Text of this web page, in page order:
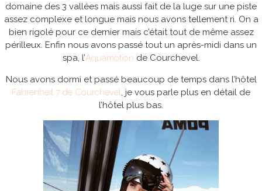
domaine des 3 vallées mais aussi fait de la luge sur une piste
assez complexe et longue mais nous avons tellement ri. On a
bien rigolé pour ce dernier mais c’était tout de même assez
périlleux. Enfin nous avons passé tout un après-midi dans un
spa, l’Aquamotion de Courchevel.
Nous avons dormi et passé beaucoup de temps dans l’hôtel
Fahrenheit 7 de Courchevel, je vous parle plus en détail de
l’hôtel plus bas.